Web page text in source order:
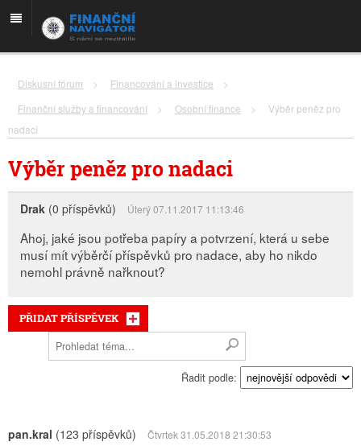
Diskusní fórum > Financování a investice
>
Finanční služby a financování
> Osobní finance >
Výběr peněz pro
nadaci
Výběr peněz pro nadaci
Drak (0 příspěvků) Úterý 07.11.2017 11:13:46
Ahoj, jaké jsou potřeba papíry a potvrzení, která u sebe
musí mít výběrčí příspěvků pro nadace, aby ho nikdo
nemohl právně nařknout?
PŘIDAT PŘÍSPĚVEK
Řadit podle:
pan.kral (123 příspěvků) Čtvrtek 31.05.2018 21:30:53